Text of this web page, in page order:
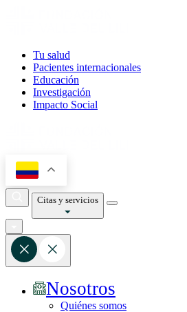
Tu salud
Pacientes internacionales
Educación
Investigación
Impacto Social
Citas y servicios
Nosotros
Quiénes somos